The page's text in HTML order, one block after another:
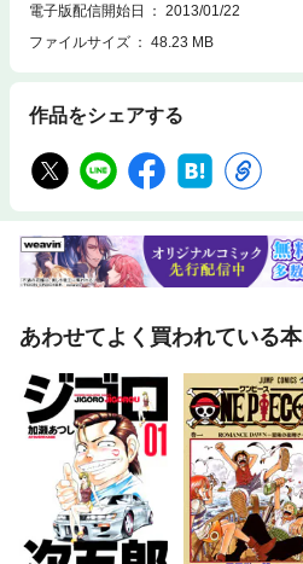
電子版配信開始日
2013/01/22
ファイルサイズ
48.23 MB
作品をシェアする
あわせてよく買われている本